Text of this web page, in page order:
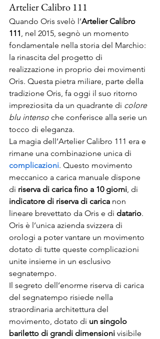
Artelier Calibro 111
Quando Oris svelò l’Artelier Calibro
111, nel 2015, segnò un momento
fondamentale nella storia del Marchio:
la rinascita del progetto di
realizzazione in proprio dei movimenti
Oris. Questa pietra miliare, parte della
tradizione Oris, fa oggi il suo ritorno
impreziosita da un quadrante di colore
blu intenso che conferisce alla serie un
tocco di eleganza.
La magia dell’Artelier Calibro 111 era e
rimane una combinazione unica di
complicazioni. Questo movimento
meccanico a carica manuale dispone
di riserva di carica fino a 10 giorni, di
indicatore di riserva di carica non
lineare brevettato da Oris e di datario.
Oris è l’unica azienda svizzera di
orologi a poter vantare un movimento
dotato di tutte queste complicazioni
unite insieme in un esclusivo
segnatempo.
Il segreto dell’enorme riserva di carica
del segnatempo risiede nella
straordinaria architettura del
movimento, dotato di un singolo
bariletto di grandi dimensioni visibile